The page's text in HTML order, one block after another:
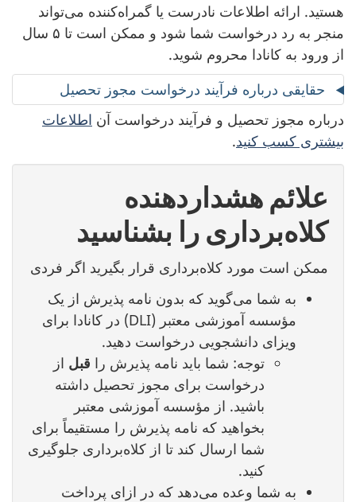
هستید. ارائه اطلاعات نادرست یا گمراه‌کننده می‌تواند
منجر به رد درخواست شما شود و ممکن است تا ۵ سال
از ورود به کانادا محروم شوید.
حقایقی درباره فرآیند درخواست مجوز تحصیل
درباره مجوز تحصیل و فرآیند درخواست آن‌ اطلاعات
بیشتری کسب کنید.
علائم هشداردهنده
کلاه‌برداری را بشناسید
ممکن است مورد کلاه‌برداری قرار بگیرید اگر فردی
به شما می‌گوید که بدون نامه پذیرش از یک
مؤسسه آموزشی معتبر (DLI) در کانادا برای
ویزای دانشجویی درخواست دهید.
توجه: شما باید نامه پذیرش را قبل از
درخواست برای مجوز تحصیل داشته
باشید. از مؤسسه آموزشی معتبر
بخواهید که نامه پذیرش را مستقیماً برای
شما ارسال کند تا از کلاه‌برداری جلوگیری
کنید.
به شما وعده می‌دهد که در ازای پرداخت